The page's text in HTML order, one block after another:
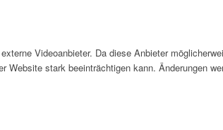
Videoanbieter. Da diese Anbieter
stark beeinträchtigen kann. Änderungen